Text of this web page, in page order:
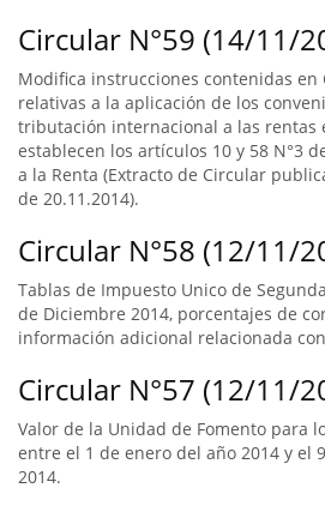
Circular N°59 (14/11/
Modifica instrucciones contenidas en
relativas a la aplicación de los
tributación internacional a las rentas
establecen los artículos 10 y 58 N°3
a la Renta (Extracto de Circular
de 20.11.2014).
Circular N°58 (12/11/
Tablas de Impuesto Unico de
de Diciembre 2014, porcentajes de
información adicional relacionada
Circular N°57 (12/11/
Valor de la Unidad de Fomento para
entre el 1 de enero del año 2014 y el
2014.